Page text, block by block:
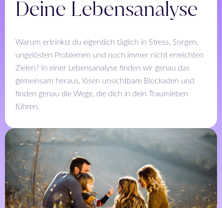
Deine Lebensanalyse
Warum ertrinkst du eigentlich täglich in Stress, Sorgen,
ungelösten Problemen und noch immer nicht erreichten
Zielen? In einer Lebensanalyse finden wir genau das
gemeinsam heraus, lösen unsichtbare Blockaden und
finden genau die Wege, die dich in dein Traumleben
führen.